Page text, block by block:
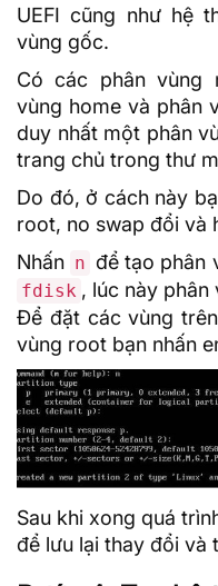
UEFI cũng như hệ
vùng gốc.
Có các phân vùng
vùng home và phân
duy nhất một phân
trang chủ trong thư
Do đó, ở cách này
root, no swap đổi và
Nhấn n để tạo phân
fdisk , lúc này phân
Để đặt các vùng
vùng root bạn nhấn
Sau khi xong quá
để lưu lại thay đổi và